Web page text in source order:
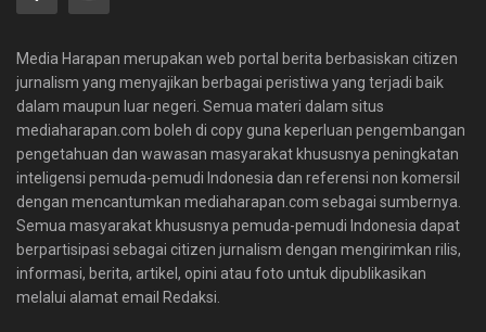
Media Harapan merupakan web portal berita berbasiskan citizen
jurnalism yang menyajikan berbagai peristiwa yang terjadi baik
dalam maupun luar negeri. Semua materi dalam situs
mediaharapan.com boleh di copy guna keperluan pengembangan
pengetahuan dan wawasan masyarakat khususnya peningkatan
inteligensi pemuda-pemudi Indonesia dan referensi non komersil
dengan mencantumkan mediaharapan.com sebagai sumbernya.
Semua masyarakat khususnya pemuda-pemudi Indonesia dapat
berpartisipasi sebagai citizen jurnalism dengan mengirimkan rilis,
informasi, berita, artikel, opini atau foto untuk dipublikasikan
melalui alamat email Redaksi.